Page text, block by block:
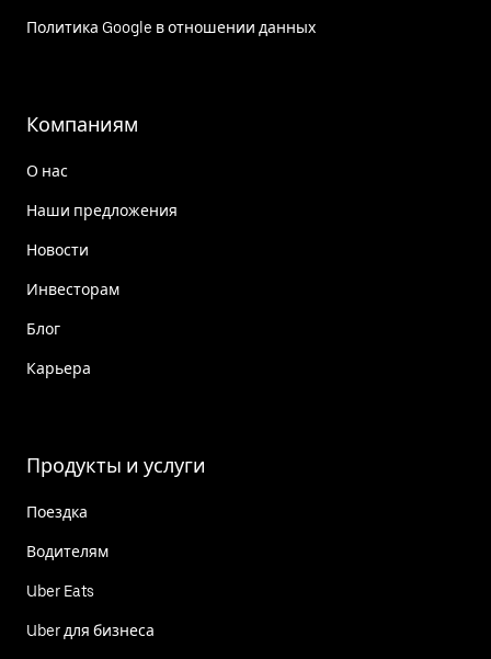
Политика Google в отношении данных
Компаниям
О нас
Наши предложения
Новости
Инвесторам
Блог
Карьера
Продукты и услуги
Поездка
Водителям
Uber Eats
Uber для бизнеса